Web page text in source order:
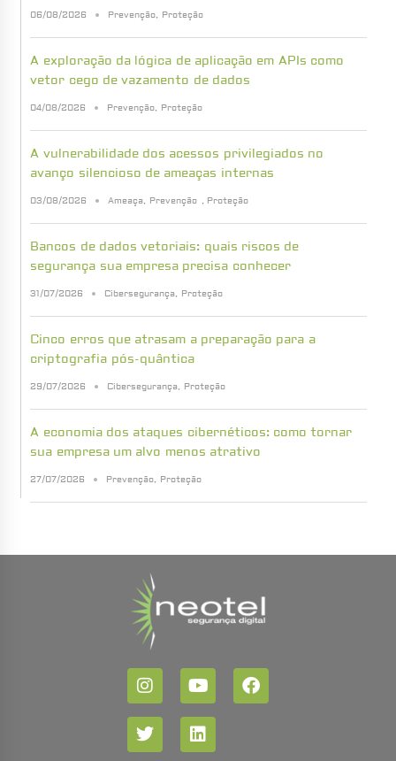
06/08/2026 Prevenção, Proteção
A exploração da lógica de aplicação em APIs como
vetor cego de vazamento de dados
04/08/2026 Prevenção, Proteção
A vulnerabilidade dos acessos privilegiados no
avanço silencioso de ameaças internas
03/08/2026 Ameaça, Prevenção , Proteção
Bancos de dados vetoriais: quais riscos de
segurança sua empresa precisa conhecer
31/07/2026 Cibersegurança, Proteção
Cinco erros que atrasam a preparação para a
criptografia pós-quântica
29/07/2026 Cibersegurança, Proteção
A economia dos ataques cibernéticos: como tornar
sua empresa um alvo menos atrativo
27/07/2026 Prevenção, Proteção